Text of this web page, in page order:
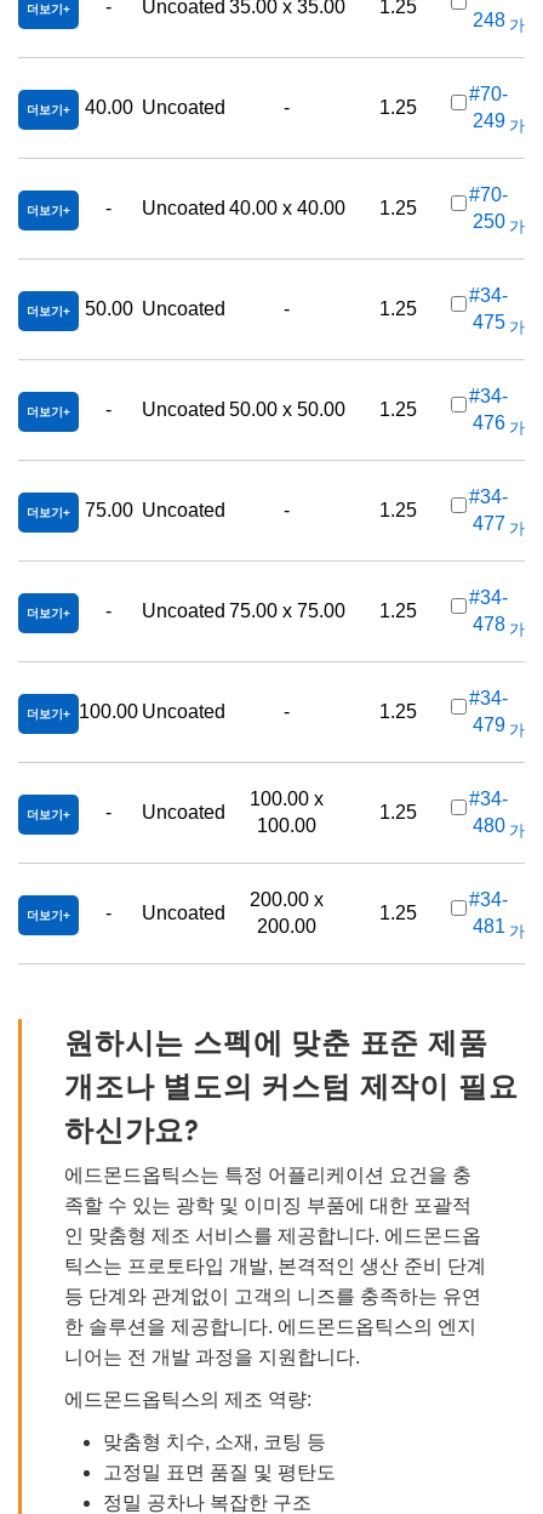
더보기 - Uncoated 35.00 x 35.00 1.25
248 가
더보기 40.00 Uncoated - 1.25
#70-
249 가
더보기 - Uncoated 40.00 x 40.00 1.25
#70-
250 가
더보기 50.00 Uncoated - 1.25
#34-
475 가
더보기 - Uncoated 50.00 x 50.00 1.25
#34-
476 가
더보기 75.00 Uncoated - 1.25
#34-
477 가
더보기 - Uncoated 75.00 x 75.00 1.25
#34-
478 가
더보기 100.00 Uncoated - 1.25
#34-
479 가
더보기 - Uncoated
100.00 x
100.00
1.25
#34-
480 가
더보기 - Uncoated
200.00 x
200.00
1.25
#34-
481 가
원하시는 스펙에 맞춘 표준 제품
개조나 별도의 커스텀 제작이 필요
하신가요?
에드몬드옵틱스는 특정 어플리케이션 요건을 충
족할 수 있는 광학 및 이미징 부품에 대한 포괄적
인 맞춤형 제조 서비스를 제공합니다. 에드몬드옵
틱스는 프로토타입 개발, 본격적인 생산 준비 단계
등 단계와 관계없이 고객의 니즈를 충족하는 유연
한 솔루션을 제공합니다. 에드몬드옵틱스의 엔지
니어는 전 개발 과정을 지원합니다.
에드몬드옵틱스의 제조 역량:
맞춤형 치수, 소재, 코팅 등
고정밀 표면 품질 및 평탄도
정밀 공차나 복잡한 구조